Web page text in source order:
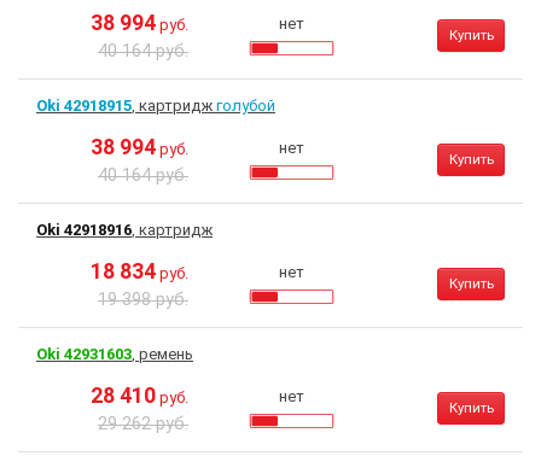
38 994 руб.
40 164 руб.
нет
Купить
Oki 42918915, картридж голубой
38 994 руб.
40 164 руб.
нет
Купить
Oki 42918916, картридж
18 834 руб.
19 398 руб.
нет
Купить
Oki 42931603, ремень
28 410 руб.
29 262 руб.
нет
Купить